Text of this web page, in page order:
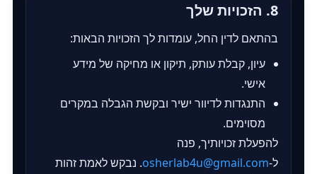
8. הזכויות שלך
בהתאם לדין החל, עומדות לך הזכויות הבאות:
עיון, קבלת עותק, תיקון או מחיקה של מידע
אישי.
התנגדות לדיוור ישיר ובקשת הגבלה במקרים
מסוימים.
להפעלת זכויותיך, פנה
ל‑osherlab4u@gmail.com. נבקש לאמת זהות